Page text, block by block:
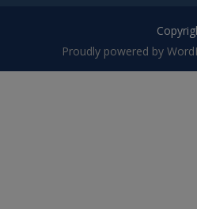
Proudly powered by